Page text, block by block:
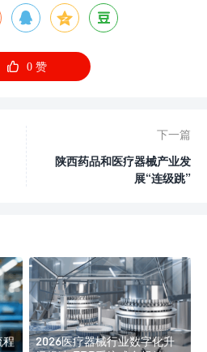
  
 0赞
下一篇
陕西药品和医疗器械产业发
展“连级跳”
程
2026医疗器械行业数字化升